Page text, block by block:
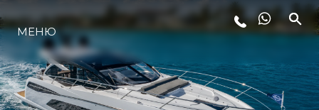
ЛАЙФСТАЙЛ
ИНОВАЦИЯ
МЕНЮ